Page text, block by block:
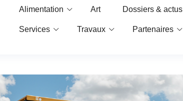
Alimentation Art Dossiers & actus
Services Travaux Partenaires